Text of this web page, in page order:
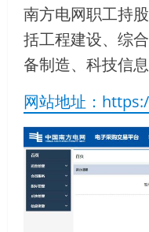
南方电网职工持
括工程建设、综
备制造、科技信息
网站地址：